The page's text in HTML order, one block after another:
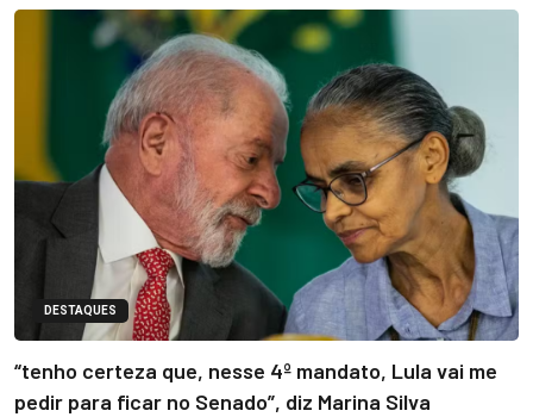
DESTAQUES
“tenho certeza que, nesse 4º mandato, Lula vai me
pedir para ficar no Senado”, diz Marina Silva